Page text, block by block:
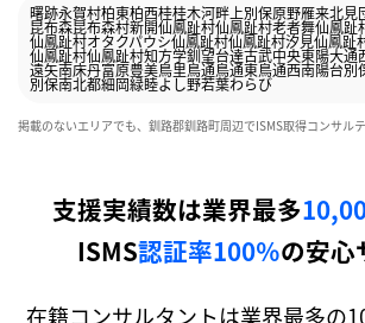
曙跡永賀村柏東柏西桂桂木河畔 上別保原野雁来北見
昆布森昆布森村新開仙鳳趾村仙鳳趾村老者舞仙鳳趾
仙鳳趾村オタクパウシ仙鳳趾村仙鳳趾村汐見仙鳳趾
仙鳳趾村仙鳳趾村知方学釧望台達古武中央東陽大通
遠矢南床丹富原豊美鳥里鳥通鳥通東鳥通西南陽台別
別保南北都細岡緑睦よし野若葉わらび
掲載のないエリアでも、釧路郡釧路町周辺でISMS取得コンサル
支援実績数は業界最多
ISMS認証率100％の安心
在籍コンサルタントは業界最多の